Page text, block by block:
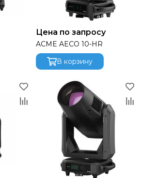
Цена по запросу
ACME AECO 10-HR
В корзину